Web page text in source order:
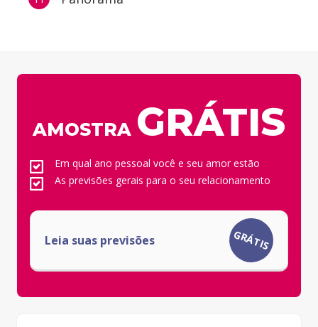
AMOSTRA GRÁTIS
Em qual ano pessoal você e seu amor estão
As previsões gerais para o seu relacionamento
Leia suas previsões GRÁTIS
Entrega imediata
Em até 3 horas
Boleto bancário:2 dias úteis